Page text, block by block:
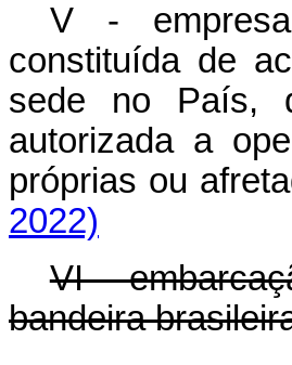
V -
constituída de
sede no País,
autorizada a
próprias ou
2022)
VI -
bandeira